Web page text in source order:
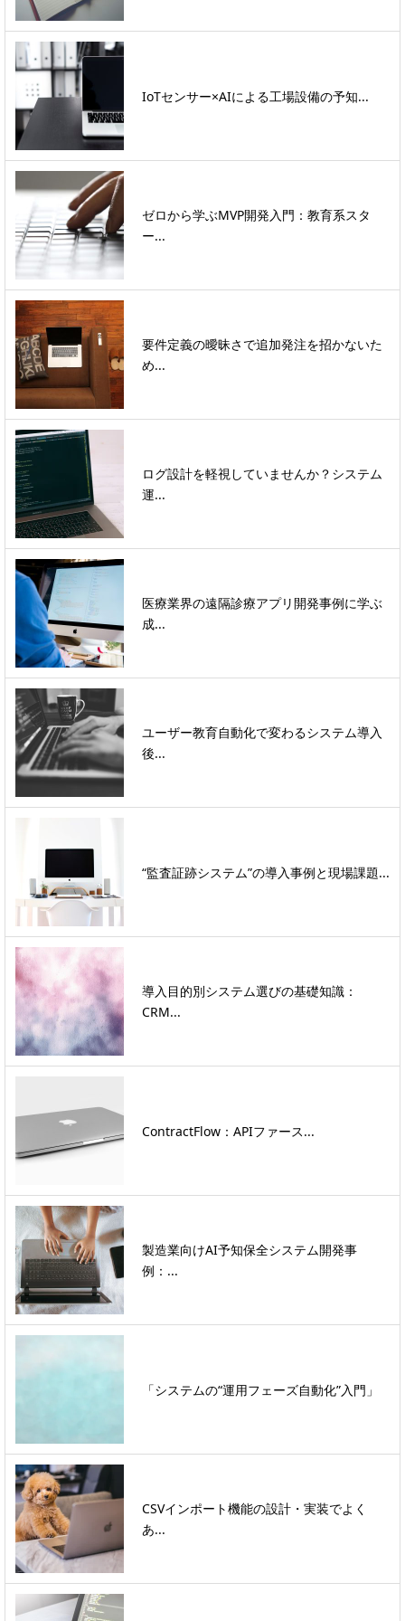
IoTセンサー×AIによる工場設備の予知...
ゼロから学ぶMVP開発入門：教育系スタ
ー...
要件定義の曖昧さで追加発注を招かないた
め...
ログ設計を軽視していませんか？システム
運...
医療業界の遠隔診療アプリ開発事例に学ぶ
成...
ユーザー教育自動化で変わるシステム導入
後...
“監査証跡システム”の導入事例と現場課題...
導入目的別システム選びの基礎知識：
CRM...
ContractFlow：APIファース...
製造業向けAI予知保全システム開発事
例：...
「システムの“運用フェーズ自動化”入門」
CSVインポート機能の設計・実装でよく
あ...